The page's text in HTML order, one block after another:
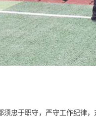
忠于职守，严守工作纪律，